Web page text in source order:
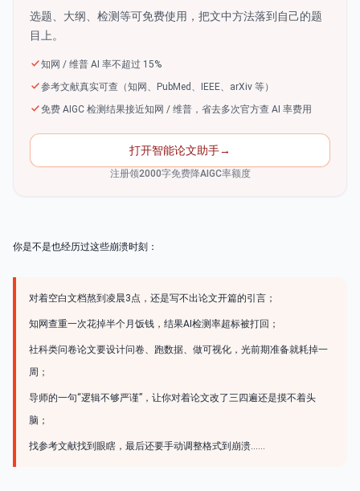
选题、大纲、检测等可免费使用，把文中方法落到自己的题
目上。
知网 / 维普 AI 率不超过 15%
参考文献真实可查（知网、PubMed、IEEE、arXiv 等）
免费 AIGC 检测结果接近知网 / 维普，省去多次官方查 AI 率费用
打开智能论文助手→
注册领2000字免费降AIGC率额度
你是不是也经历过这些崩溃时刻：
对着空白文档熬到凌晨3点，还是写不出论文开篇的引言；
知网查重一次花掉半个月饭钱，结果AI检测率超标被打回；
社科类问卷论文要设计问卷、跑数据、做可视化，光前期准备就耗掉一
周；
导师的一句“逻辑不够严谨”，让你对着论文改了三四遍还是摸不着头
脑；
找参考文献找到眼瞎，最后还要手动调整格式到崩溃……